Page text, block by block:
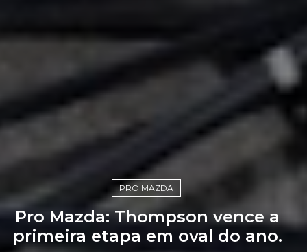
PRO MAZDA
Pro Mazda: Thompson vence a
primeira etapa em oval do ano.